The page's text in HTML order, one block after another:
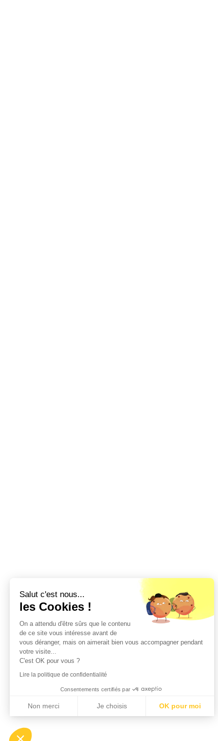
Salut c'est nous...
les Cookies !
On a attendu d'être sûrs que le contenu
de ce site vous intéresse avant de
vous déranger, mais on aimerait bien vous accompagner pendant
votre visite...
C'est OK pour vous ?
Lire la politique de confidentialité
Consentements certifiés par
Non merci Je choisis OK pour moi
Notre plateforme vous permet d'adapter et de gérer vos paramètres de